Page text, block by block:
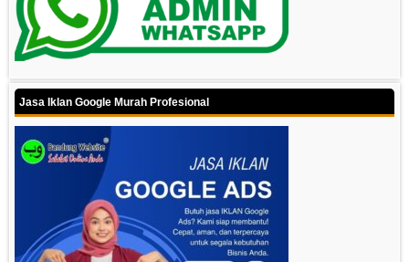
Jasa Iklan Google Murah Profesional